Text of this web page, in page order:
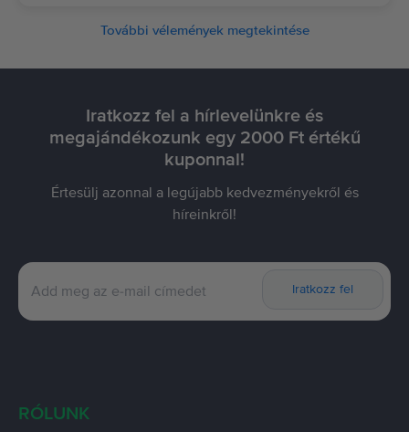
További vélemények megtekintése
Iratkozz fel a hírlevelünkre és
megajándékozunk egy 2000 Ft értékű
kuponnal!
Értesülj azonnal a legújabb kedvezményekről és
híreinkről!
Iratkozz fel
RÓLUNK